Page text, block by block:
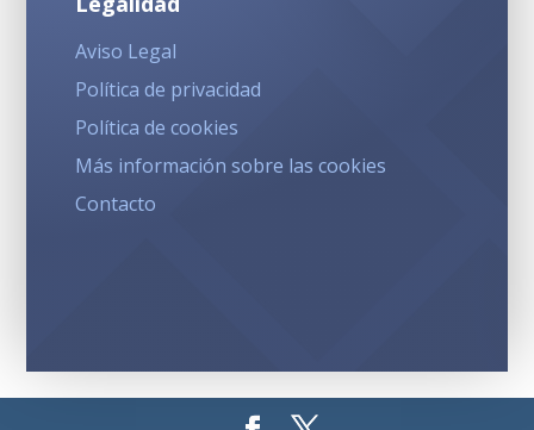
Aviso Legal
Política de privacidad
Política de cookies
Más información sobre las cookies
Contacto